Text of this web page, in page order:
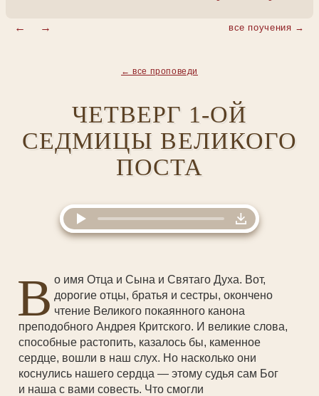
Новомученики и исповедники
Храмы и святыни
Экскурсии по монастырю
Таинство Венчания
Исповедный листок
Аудиокниги
Видеогалерея
Фотогалерея
Пожертвования
все поучения →
← все проповеди
ЧЕТВЕРГ 1-ОЙ
СЕДМИЦЫ ВЕЛИКОГО
ПОСТА
В о имя Отца и Сына и Святаго Духа. Вот,
дорогие отцы, братья и сестры, окончено
чтение Великого покаянного канона
преподобного Андрея Критского. И великие слова,
способные растопить, казалось бы, каменное
сердце, вошли в наш слух. Но насколько они
коснулись нашего сердца — этому судья сам Бог
и наша с вами совесть. Что смогли